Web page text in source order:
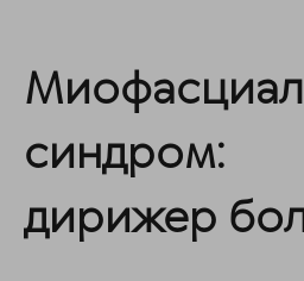
синдром:
дирижер